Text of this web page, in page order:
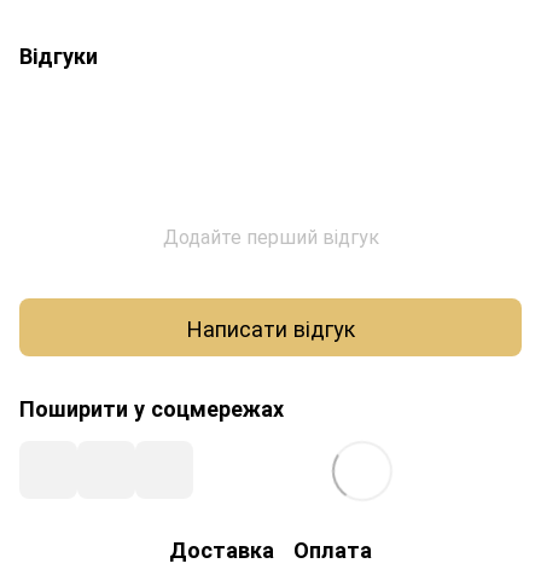
Відгуки
Додайте перший відгук
Написати відгук
Поширити у соцмережах
Доставка Оплата